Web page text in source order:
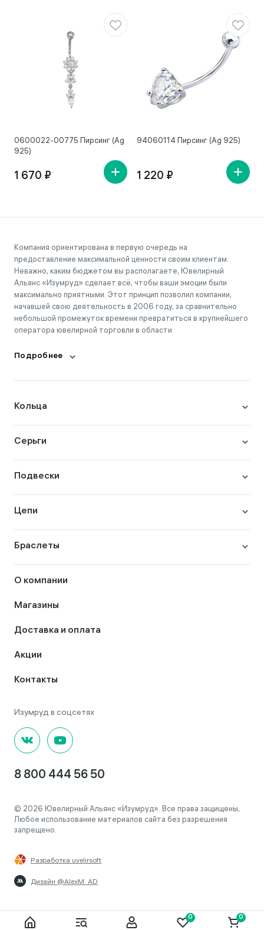
0600022-00775 Пирсинг (Ag
925)
1 670 ₽
94060114 Пирсинг (Ag 925)
1 220 ₽
Компания ориентирована в первую очередь на
предоставление максимальной ценности своим клиентам.
Неважно, каким бюджетом вы располагаете, Ювелирный
Альянс «Изумруд» сделает всё, чтобы ваши эмоции были
максимально приятными. Этот принцип позволил компании,
начавшей свою деятельность в 2006 году, за сравнительно
небольшой промежуток времени превратиться в крупнейшего
оператора ювелирной торговли в области.
Подробнее
Кольца
Серьги
Подвески
Цепи
Браслеты
О компании
Магазины
Доставка и оплата
Акции
Контакты
8 800 444 56 50
© 2026 Ювелирный Альянс «Изумруд». Все права защищены,
Любое использование материалов сайта без разрешения
запрещено.
Разработка uvelirsoft
Дизайн @AlexM_AD